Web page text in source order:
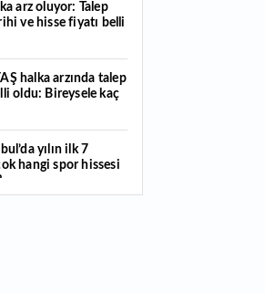
olacak?
arz oluyor: Talep
ve hisse fiyatı belli
halka arzında talep
oldu: Bireysele kaç
yılın ilk 7
hangi spor hissesi